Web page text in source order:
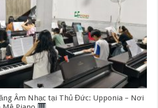
Âm Nhạc tại Thủ Đức: Upponia – Nơi